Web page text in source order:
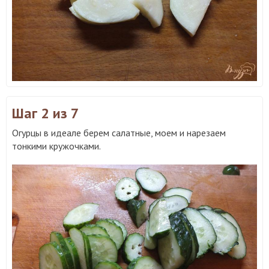
Шаг 2 из 7
Огурцы в идеале берем салатные, моем и нарезаем
тонкими кружочками.